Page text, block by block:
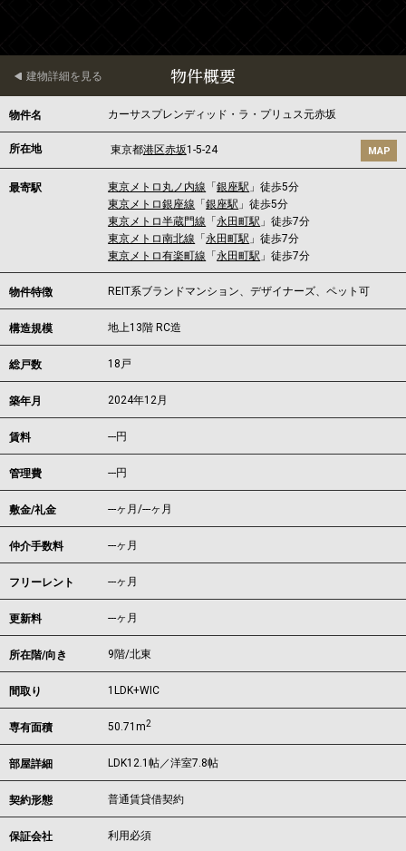
物件概要
建物詳細を見る
物件名 カーサスプレンディッド・ラ・プリュス元赤坂
所在地 東京都港区赤坂1-5-24 MAP
最寄駅 東京メトロ丸ノ内線 「銀座駅 」徒歩5分
東京メトロ銀座線 「銀座駅 」徒歩5分
東京メトロ半蔵門線 「永田町駅 」徒歩7分
東京メトロ南北線 「永田町駅 」徒歩7分
東京メトロ有楽町線 「永田町駅 」徒歩7分
物件特徴 REIT系ブランドマンション、デザイナーズ、ペット可
構造規模 地上13階 RC造
総戸数 18戸
築年月 2024年12月
賃料 ---円
管理費 ---円
敷金/礼金 ---ヶ月/---ヶ月
仲介手数料 ---ヶ月
フリーレント ---ヶ月
更新料 ---ヶ月
所在階/向き 9階/北東
間取り 1LDK+WIC
専有面積 50.71m2
部屋詳細 LDK12.1帖／洋室7.8帖
契約形態 普通賃貸借契約
保証会社 利用必須